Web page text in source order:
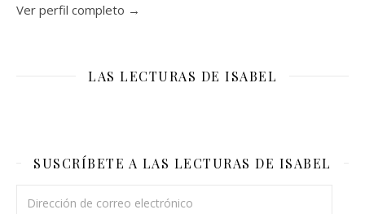
Ver perfil completo →
LAS LECTURAS DE ISABEL
SUSCRÍBETE A LAS LECTURAS DE ISABEL